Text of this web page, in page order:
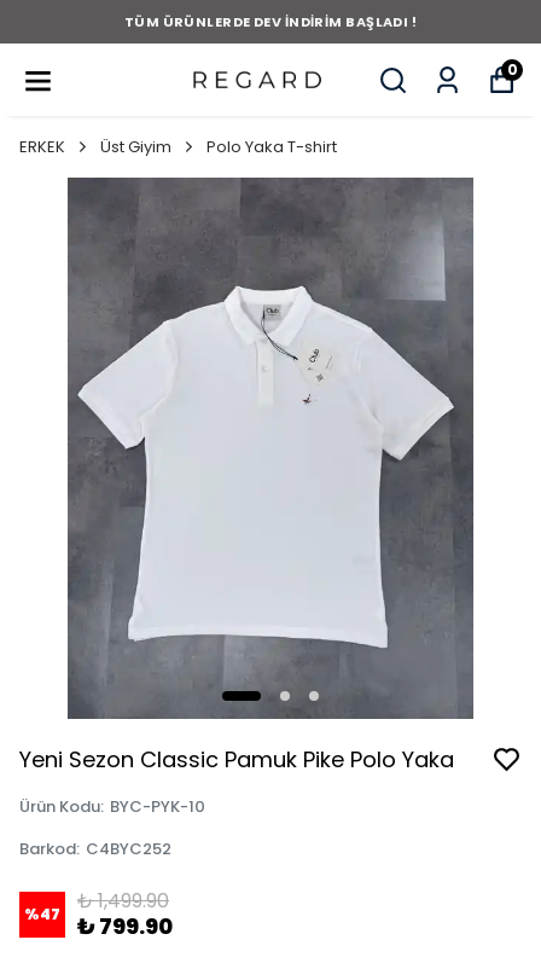
TÜM ÜRÜNLERDE DEV İNDİRİM BAŞLADI !
0
ERKEK Üst Giyim Polo Yaka T-shirt
Yeni Sezon Classic Pamuk Pike Polo Yaka
Ürün Kodu: BYC-PYK-10
Barkod: C4BYC252
%47 ₺ 1,499.90
₺ 799.90